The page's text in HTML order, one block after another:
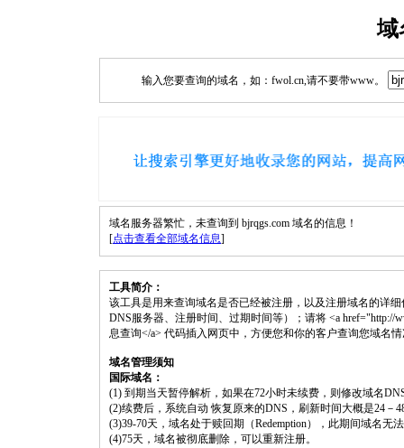
域
输入您要查询的域名，如：fwol.cn,请不要带www。
域名服务器繁忙，未查询到 bjrqgs.com 域名的信息！
[点击查看全部域名信息]
工具简介：
该工具是用来查询域名是否已经被注册，以及注册域名的详
DNS服务器、注册时间、过期时间等）；请将 <a href="http://
息查询</a> 代码插入网页中，方便您和你的客户查询您域名
域名管理须知
国际域名：
(1) 到期当天暂停解析，如果在72小时未续费，则修改域名
(2)续费后，系统自动 恢复原来的DNS，刷新时间大概是24－
(3)39-70天，域名处于赎回期（Redemption），此期间域名无
(4)75天，域名被彻底删除，可以重新注册。